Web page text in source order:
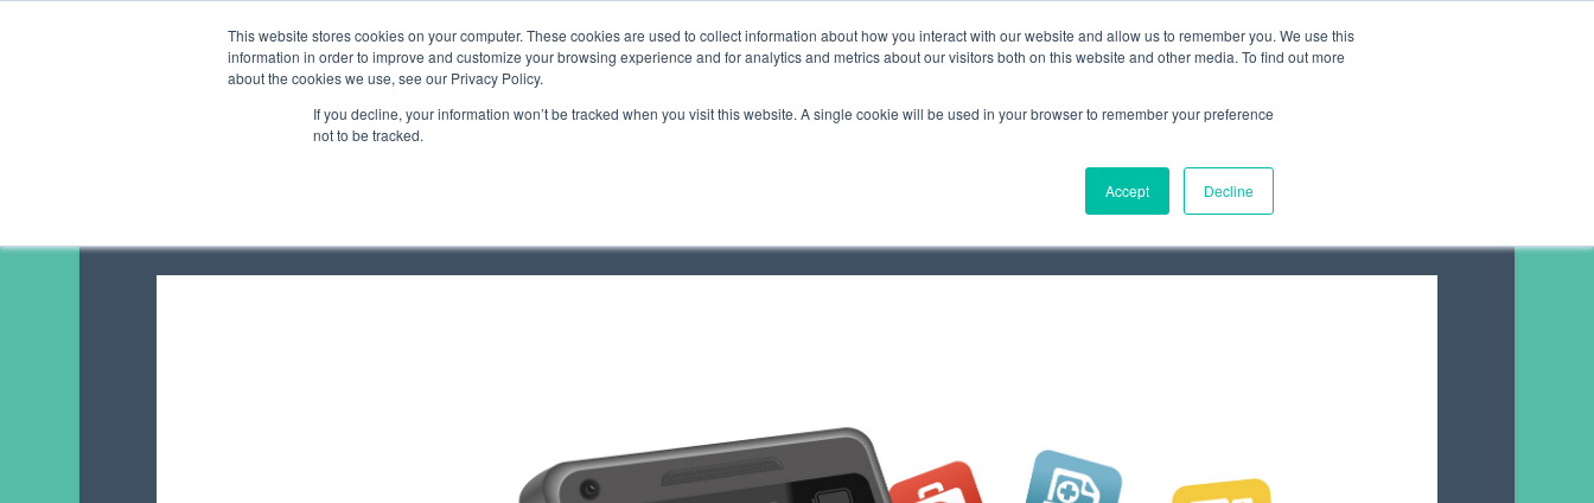
This website stores cookies on your computer. These cookies are used to collect information about how you interact with our website and allow us to remember you. We use this
information in order to improve and customize your browsing experience and for analytics and metrics about our visitors both on this website and other media. To find out more
about the cookies we use, see our Privacy Policy.
If you decline, your information won’t be tracked when you visit this website. A single cookie will be used in your browser to remember your preference
not to be tracked.
Accept Decline
DIE BESTEN 5 GESUNDHEITSHELFER-APPS
EIN RATGEBER AUS PERSÖNLICHER ERFAHRUNG & MIT PRAKTISCHEN TIPPS